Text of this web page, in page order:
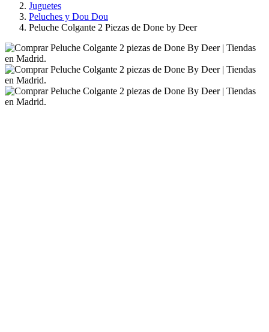
Juguetes
Peluches y Dou Dou
Peluche Colgante 2 Piezas de Done by Deer